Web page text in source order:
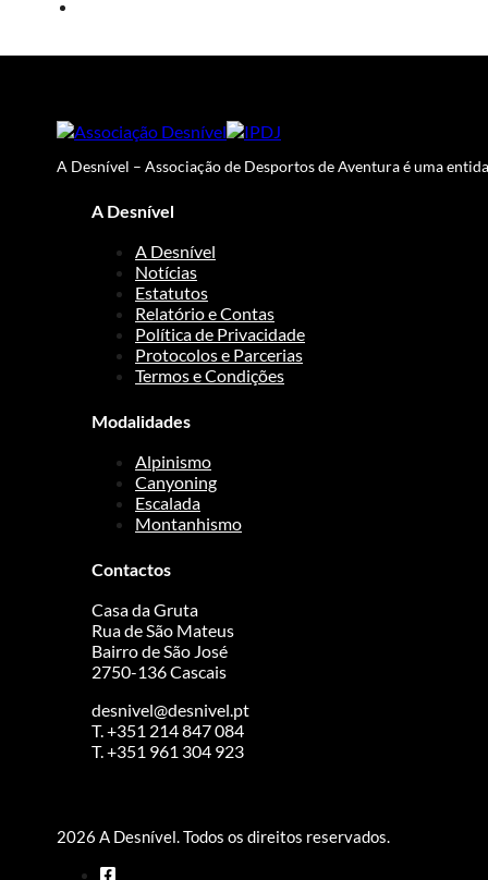
A Desnível – Associação de Desportos de Aventura é uma
A Desnível
A Desnível
Notícias
Estatutos
Relatório e Contas
Política de Privacidade
Protocolos e Parcerias
Termos e Condições
Modalidades
Alpinismo
Canyoning
Escalada
Montanhismo
Contactos
Casa da Gruta
Rua de São Mateus
Bairro de São José
2750-136 Cascais
desnivel@desnivel.pt
T. +351 214 847 084
T. +351 961 304 923
2026 A Desnível. Todos os direitos reservados.